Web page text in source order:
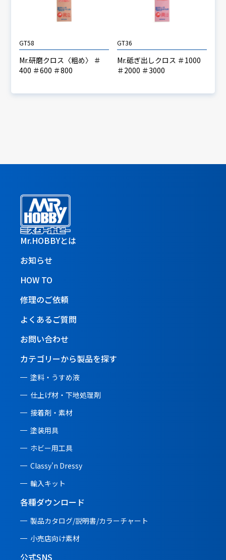
GT58
Mr.研磨クロス〈粗め〉 ＃
400 ＃600 ＃800
GT36
Mr.砥ぎ出しクロス ＃1000
＃2000 ＃3000
Mr.HOBBYとは
お知らせ
HOW TO
修理のご依頼
よくあるご質問
お問い合わせ
カテゴリーから製品を探す
塗料・うすめ液
仕上げ材・下地処理剤
接着剤・素材
塗装用具
ホビー用工具
Classy'n Dressy
輸入キット
各種ダウンロード
製品カタログ/説明書/カラーチャート
小売店向け素材
公式SNS